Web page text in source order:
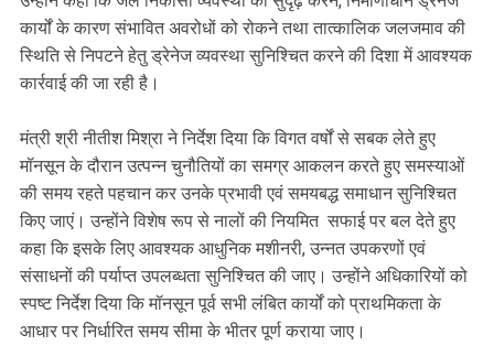
कार्यों के कारण संभावित अवरोधों को रोकने तथा तात्कालिक जलजमाव की
स्थिति से निपटने हेतु ड्रेनेज व्यवस्था सुनिश्चित करने की दिशा में आवश्यक
कार्रवाई की जा रही है।
मंत्री श्री नीतीश मिश्रा ने निर्देश दिया कि विगत वर्षों से सबक लेते हुए
मॉनसून के दौरान उत्पन्न चुनौतियों का समग्र आकलन करते हुए समस्याओं
की समय रहते पहचान कर उनके प्रभावी एवं समयबद्ध समाधान सुनिश्चित
किए जाएं। उन्होंने विशेष रूप से नालों की नियमित सफाई पर बल देते हुए
कहा कि इसके लिए आवश्यक आधुनिक मशीनरी, उन्नत उपकरणों एवं
संसाधनों की पर्याप्त उपलब्धता सुनिश्चित की जाए। उन्होंने अधिकारियों को
स्पष्ट निर्देश दिया कि मॉनसून पूर्व सभी लंबित कार्यों को प्राथमिकता के
आधार पर निर्धारित समय सीमा के भीतर पूर्ण कराया जाए।